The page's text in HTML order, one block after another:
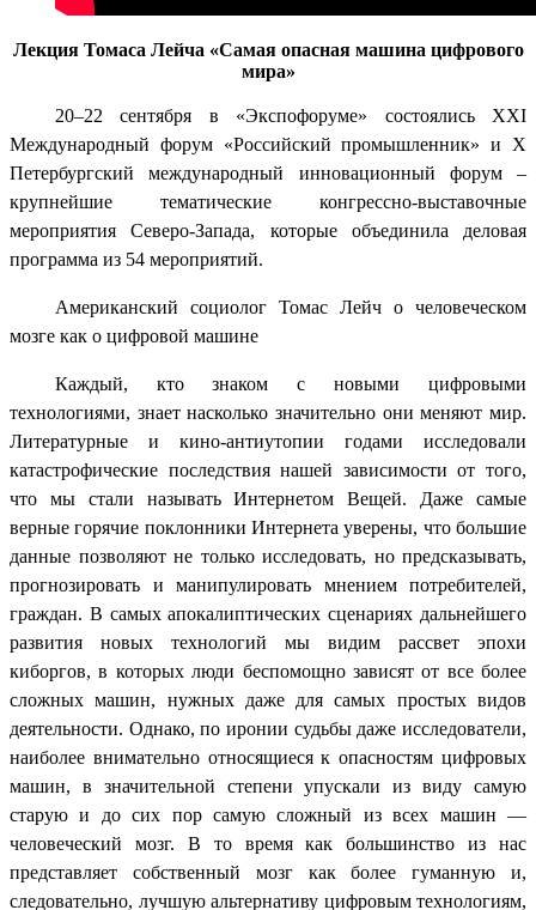
Лекция Томаса Лейча «Самая опасная машина цифрового
мира»
20–22 сентября в «Экспофоруме» состоялись XXI
Международный форум «Российский промышленник» и X
Петербургский международный инновационный форум –
крупнейшие тематические конгрессно-выставочные
мероприятия Северо-Запада, которые объединила деловая
программа из 54 мероприятий.
Американский социолог Томас Лейч о человеческом
мозге как о цифровой машине
Каждый, кто знаком с новыми цифровыми
технологиями, знает насколько значительно они меняют мир.
Литературные и кино-антиутопии годами исследовали
катастрофические последствия нашей зависимости от того,
что мы стали называть Интернетом Вещей. Даже самые
верные горячие поклонники Интернета уверены, что большие
данные позволяют не только исследовать, но предсказывать,
прогнозировать и манипулировать мнением потребителей,
граждан. В самых апокалиптических сценариях дальнейшего
развития новых технологий мы видим рассвет эпохи
киборгов, в которых люди беспомощно зависят от все более
сложных машин, нужных даже для самых простых видов
деятельности. Однако, по иронии судьбы даже исследователи,
наиболее внимательно относящиеся к опасностям цифровых
машин, в значительной степени упускали из виду самую
старую и до сих пор самую сложный из всех машин —
человеческий мозг. В то время как большинство из нас
представляет собственный мозг как более гуманную и,
следовательно, лучшую альтернативу цифровым технологиям,